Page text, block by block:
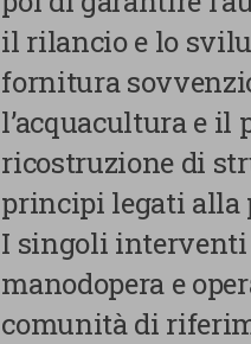
il rilancio e lo
fornitura
l’acquacultura e il
ricostruzione di
principi legati alla
I singoli
manodopera e
comunità di